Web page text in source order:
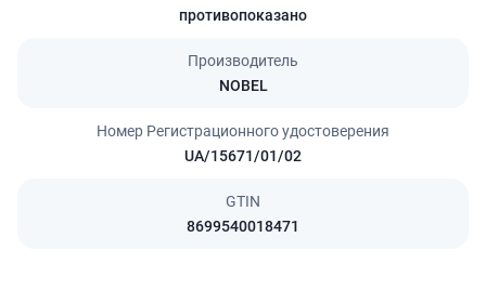
противопоказано
Производитель
NOBEL
Номер Регистрационного удостоверения
UA/15671/01/02
GTIN
8699540018471